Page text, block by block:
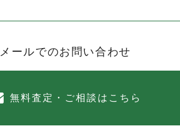
メールでのお問い合わせ
無料査定・ご相談はこちら